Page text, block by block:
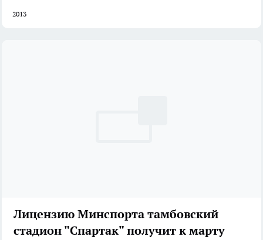
2013
Лицензию Минспорта тамбовский
стадион "Спартак" получит к марту